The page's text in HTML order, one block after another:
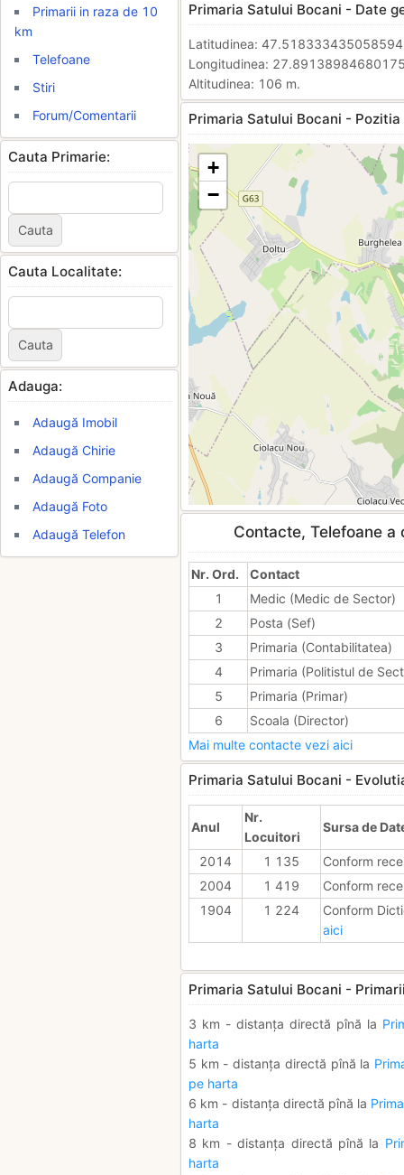
Primarii in raza de 10
km
Telefoane
Stiri
Forum/Comentarii
Cauta Primarie:
Cauta Localitate:
Adauga:
Adaugă Imobil
Adaugă Chirie
Adaugă Companie
Adaugă Foto
Adaugă Telefon
Primaria Satului Bocani - Date
Latitudinea:
Longitudinea:
Altitudinea: 106 m.
Primaria Satului Bocani -
+
−
Contacte, Telefoane
Nr. Ord.
Contact
1
Medic (Medic de Sector)
2
Posta (Sef)
3
Primaria (Contabilitatea)
4
Primaria (Politistul de
5
Primaria (Primar)
6
Scoala (Director)
Mai multe contacte vezi aici
Primaria Satului Bocani -
Anul
Nr.
Locuitori
Sursa de
2014 1 135
Conform
2004
1 419
Conform
1904
1 224
Conform
aici
Primaria Satului Bocani -
3 km - distanța directă pînă la
harta
5 km - distanța directă pînă la
pe harta
6 km - distanța directă pînă la
harta
8 km - distanța directă pînă la
harta